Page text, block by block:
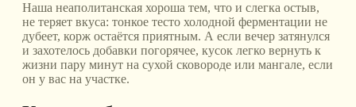
Наша неаполитанская хороша тем, что и слегка остыв,
не теряет вкуса: тонкое тесто холодной ферментации не
дубеет, корж остаётся приятным. А если вечер затянулся
и захотелось добавки погорячее, кусок легко вернуть к
жизни пару минут на сухой сковороде или мангале, если
он у вас на участке.